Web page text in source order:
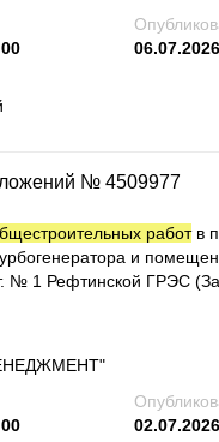
№ 4509977
работв
и
№ 1 Рефтинской ГРЭС